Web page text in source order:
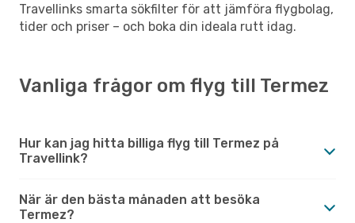
Travellinks smarta sökfilter för att jämföra flygbolag,
tider och priser – och boka din ideala rutt idag.
Vanliga frågor om flyg till Termez
Hur kan jag hitta billiga flyg till Termez på
Travellink?
När är den bästa månaden att besöka
Termez?